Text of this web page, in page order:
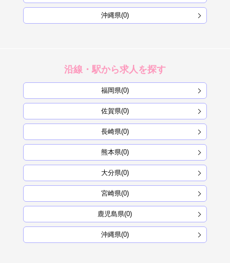
沖縄県(0)
沿線・駅から求人を探す
福岡県(0)
佐賀県(0)
長崎県(0)
熊本県(0)
大分県(0)
宮崎県(0)
鹿児島県(0)
沖縄県(0)